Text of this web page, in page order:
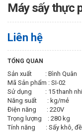
Máy sấy thực
Liên hệ
TỔNG QUAN
Sản xuất : Bình Quân
Mã Sản phẩm : SI-02
Sử dụng : 15 thanh
Năng suất : kg/mẻ
Điện năng : 220V
Trọng lượng : 280 kg
Tính năng : Sấy khô,